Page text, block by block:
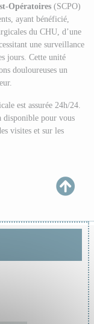
Opératoires (SCPO)
ayant bénéficié,
du CHU, d’une
une surveillance
jours. Cette unité
douloureuses un
est assurée 24h/24.
disponible pour vous
visites et sur les